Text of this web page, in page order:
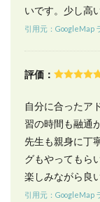
くの
場情
ライ
プゴ
ルフ
千葉
店の
よく
ある
質問
いです。少し高
引用元：GoogleMap
評価：
自分に合ったア
習の時間も融通
先生も親身に丁
グもやってもら
楽しみながら良
引用元：GoogleMap